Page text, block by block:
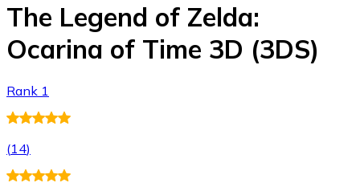
The Legend of Zelda:
Ocarina of Time 3D (3DS)
Rank 1
(14)